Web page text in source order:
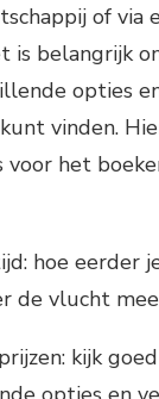
of via
is belangrijk
opties
vinden.
voor het
hoe eerder
de vlucht
kijk